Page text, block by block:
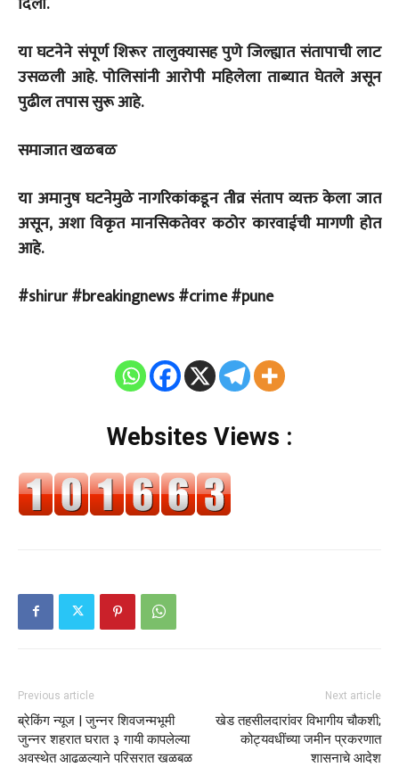
या घटनेने संपूर्ण शिरूर तालुक्यासह पुणे जिल्ह्यात संतापाची लाट
उसळली आहे. पोलिसांनी आरोपी महिलेला ताब्यात घेतले असून
पुढील तपास सुरू आहे.
समाजात खळबळ
या अमानुष घटनेमुळे नागरिकांकडून तीव्र संताप व्यक्त केला जात
असून, अशा विकृत मानसिकतेवर कठोर कारवाईची मागणी होत
आहे.
#shirur #breakingnews #crime #pune
Websites Views :
Previous article
ब्रेकिंग न्यूज | जुन्नर शिवजन्मभूमी
जुन्नर शहरात घरात ३ गायी कापलेल्या
अवस्थेत आढळल्याने परिसरात खळबळ
Next article
खेड तहसीलदारांवर विभागीय चौकशी;
कोट्यवधींच्या जमीन प्रकरणात
शासनाचे आदेश